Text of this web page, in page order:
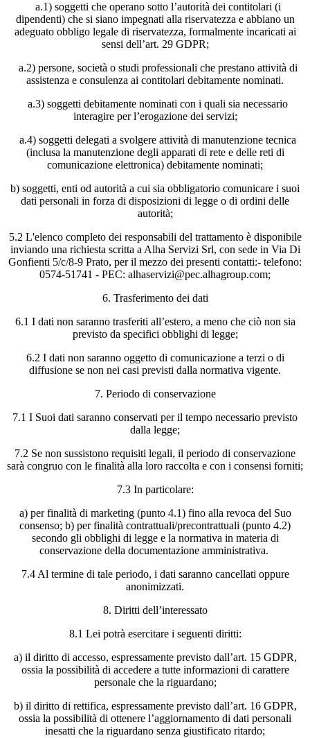
a.1) soggetti che operano sotto l’autorità dei contitolari (i
dipendenti) che si siano impegnati alla riservatezza e abbiano un
adeguato obbligo legale di riservatezza, formalmente incaricati ai
sensi dell’art. 29 GDPR;
a.2) persone, società o studi professionali che prestano attività di
assistenza e consulenza ai contitolari debitamente nominati.
a.3) soggetti debitamente nominati con i quali sia necessario
interagire per l’erogazione dei servizi;
a.4) soggetti delegati a svolgere attività di manutenzione tecnica
(inclusa la manutenzione degli apparati di rete e delle reti di
comunicazione elettronica) debitamente nominati;
b) soggetti, enti od autorità a cui sia obbligatorio comunicare i suoi
dati personali in forza di disposizioni di legge o di ordini delle
autorità;
5.2 L'elenco completo dei responsabili del trattamento è disponibile
inviando una richiesta scritta a Alha Servizi Srl, con sede in Via Di
Gonfienti 5/c/8-9 Prato, per il mezzo dei presenti contatti:- telefono:
0574-51741 - PEC: alhaservizi@pec.alhagroup.com;
6. Trasferimento dei dati
6.1 I dati non saranno trasferiti all’estero, a meno che ciò non sia
previsto da specifici obblighi di legge;
6.2 I dati non saranno oggetto di comunicazione a terzi o di
diffusione se non nei casi previsti dalla normativa vigente.
7. Periodo di conservazione
7.1 I Suoi dati saranno conservati per il tempo necessario previsto
dalla legge;
7.2 Se non sussistono requisiti legali, il periodo di conservazione
sarà congruo con le finalità alla loro raccolta e con i consensi forniti;
7.3 In particolare:
a) per finalità di marketing (punto 4.1) fino alla revoca del Suo
consenso; b) per finalità contrattuali/precontrattuali (punto 4.2)
secondo gli obblighi di legge e la normativa in materia di
conservazione della documentazione amministrativa.
7.4 Al termine di tale periodo, i dati saranno cancellati oppure
anonimizzati.
8. Diritti dell’interessato
8.1 Lei potrà esercitare i seguenti diritti:
a) il diritto di accesso, espressamente previsto dall’art. 15 GDPR,
ossia la possibilità di accedere a tutte informazioni di carattere
personale che la riguardano;
b) il diritto di rettifica, espressamente previsto dall’art. 16 GDPR,
ossia la possibilità di ottenere l’aggiornamento di dati personali
inesatti che la riguardano senza giustificato ritardo;